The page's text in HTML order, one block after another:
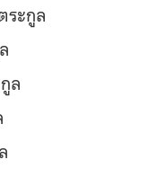
ระกูล
ล